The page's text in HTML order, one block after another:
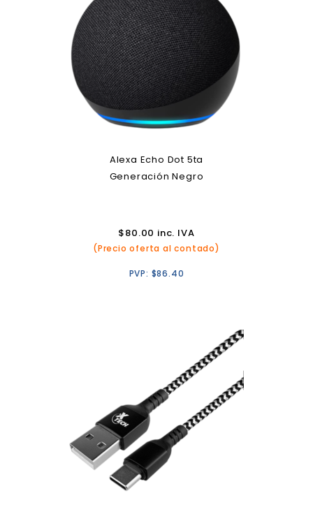
Alexa Echo Dot 5ta
Generación Negro
$80.00 inc. IVA
(Precio oferta al contado)
PVP: $86.40